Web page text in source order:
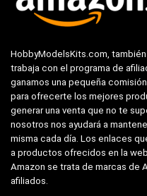
HobbyModelsKits.com,
trabaja con el programa de
ganamos una pequeña
para ofrecerte los mejores
generar una venta que no te
nosotros nos ayudará a
misma cada día. Los enlaces
a productos ofrecidos en la
Amazon se trata de marcas de
afiliados.